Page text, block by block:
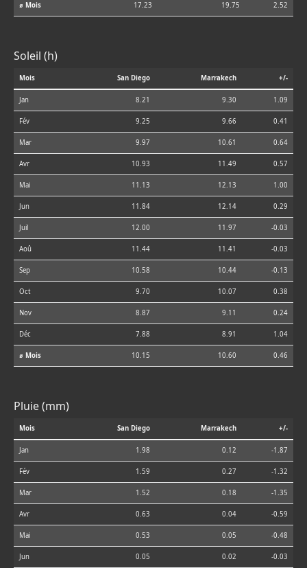
⌀ Mois 17.23 19.75 2.52
Soleil (h)
Mois San Diego Marrakech +/-
Jan 8.21 9.30 1.09
Fév 9.25 9.66 0.41
Mar 9.97 10.61 0.64
Avr 10.93 11.49 0.57
Mai 11.13 12.13 1.00
Jun 11.84 12.14 0.29
Juil 12.00 11.97 -0.03
Aoû 11.44 11.41 -0.03
Sep 10.58 10.44 -0.13
Oct 9.70 10.07 0.38
Nov 8.87 9.11 0.24
Déc 7.88 8.91 1.04
⌀ Mois 10.15 10.60 0.46
Pluie (mm)
Mois San Diego Marrakech +/-
Jan 1.98 0.12 -1.87
Fév 1.59 0.27 -1.32
Mar 1.52 0.18 -1.35
Avr 0.63 0.04 -0.59
Mai 0.53 0.05 -0.48
Jun 0.05 0.02 -0.03